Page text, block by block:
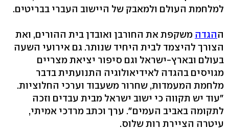
למלחמת העולם ולמאבק של היישוב העברי בבריטים.
ההגדה משקפת את החורבן ואובדן בית ההורים, ואת
הצורך להיצמד לבית היחיד שנותר. גם אירועי השעה
בעולם ובארץ-ישראל וגם סיפור יציאת מצריים
מגויסים בהגדה לאידיאולוגיה התנועתית בדבר
מלחמת המעמדות, שחרור משעבוד וערכי החלוציות.
"עוד יש תקווה כי ישוב ישראל מבית עבדים וזכה
לתקומה באביב העמים". ערך וכתב מרדכי אמיתי,
עיטרה הציירת רות שלוס.